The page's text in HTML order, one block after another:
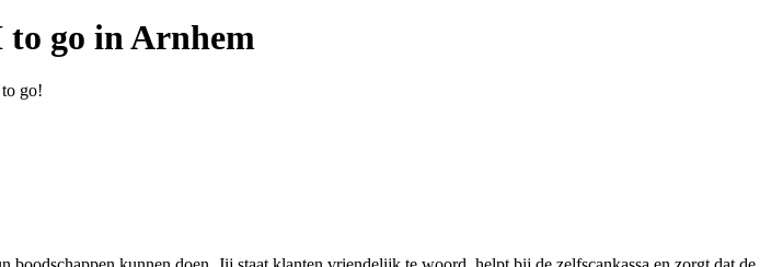
go in Arnhem
go!